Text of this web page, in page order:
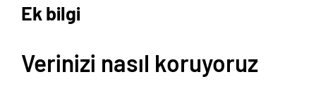
Ek bilgi
Verinizi nasıl koruyoruz